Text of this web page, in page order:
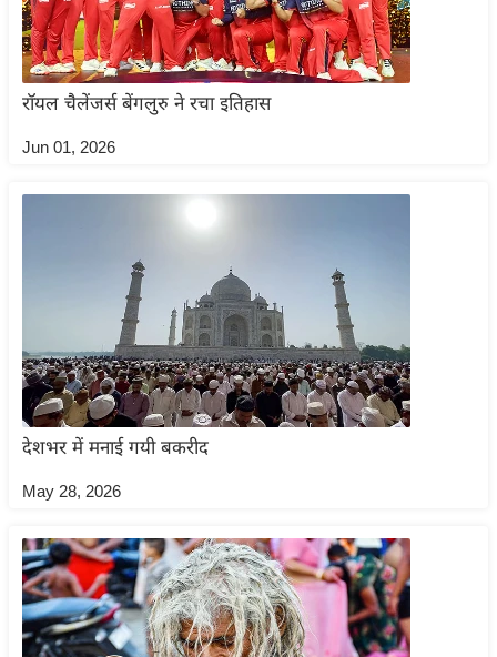
ले
श
न
शि
ज
ण
स
म
सा
म
क
मा
तृ
भू
रॉयल चैलेंजर्स बेंगलुरु ने रचा इतिहास
Jun 01, 2026
देशभर में मनाई गयी बकरीद
May 28, 2026